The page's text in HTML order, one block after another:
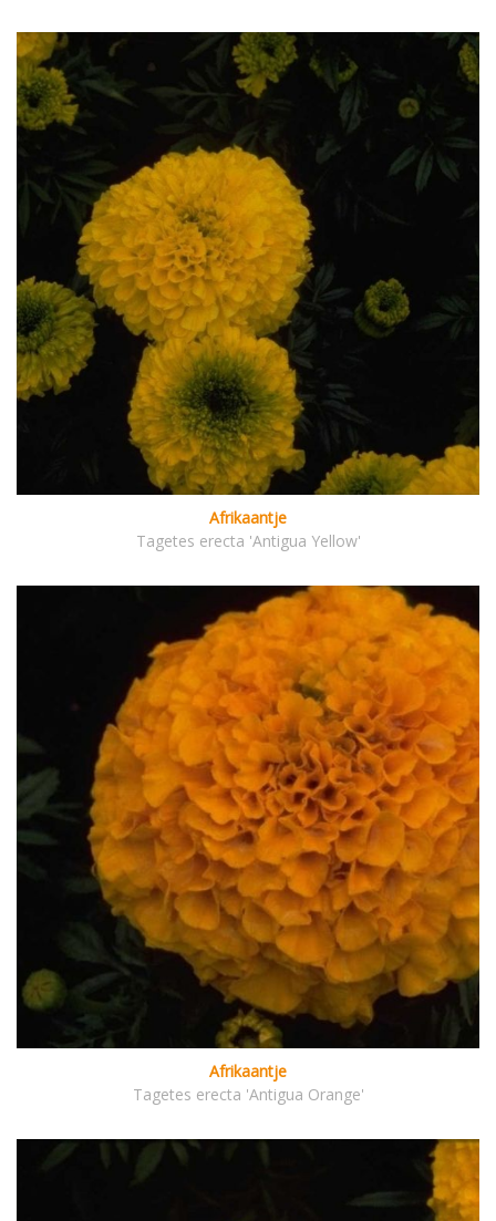
Afrikaantje
Tagetes erecta 'Antigua Yellow'
Afrikaantje
Tagetes erecta 'Antigua Orange'